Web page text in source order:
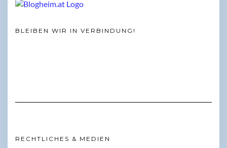
BLEIBEN WIR IN VERBINDUNG!
RECHTLICHES & MEDIEN